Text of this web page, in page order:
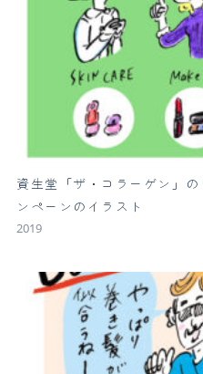
資生堂「ザ・コラーゲン」
ンペーンのイラスト
2019